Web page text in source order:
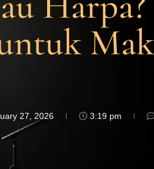
27, 2026 3:19 pm